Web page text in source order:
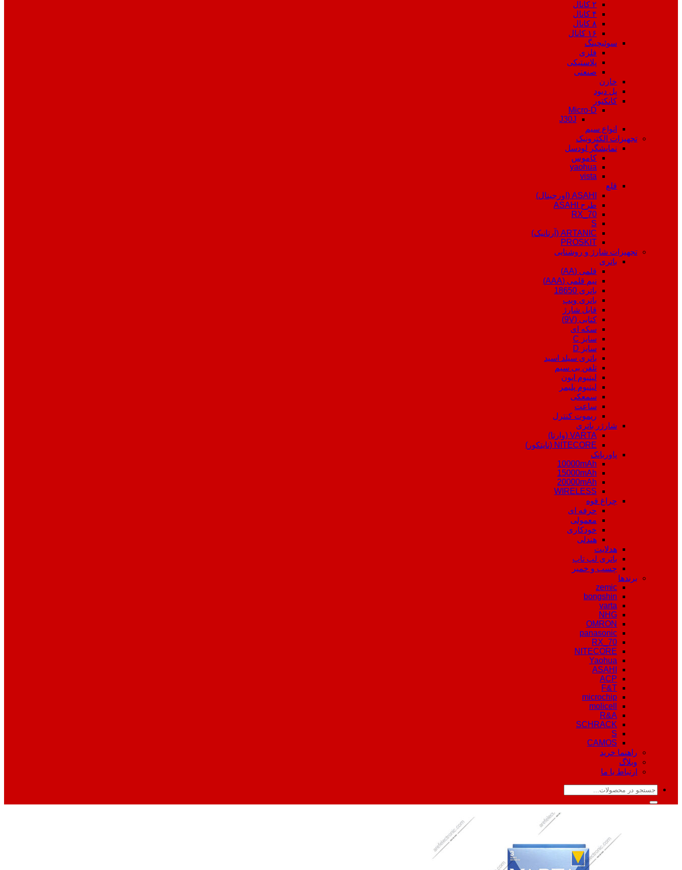
۲ کانال
۴ کانال
۸ کانال
۱۶ کانال
سوئیچینگ
فلزی
پلاستیکی
صنعتی
خازن
پل دیود
کانکتور
Micro-D
J30J
انواع سیم
تجهیزات الکترونیک
نمایشگر لودسل
کاموس
yaohua
vista
قلع
ASAHI (اورجینال)
طرح ASAHI
RX_70
S
ARTANIC (آرتانیک)
PROSKIT
تجهیزات شارژ و روشنایی
باتری
قلمی (AA)
نیم قلمی (AAA)
باتری 18650
باتری ویپ
قابل شارژ
کتابی (9V)
سکه ای
سایز C
سایز D
باتری سیلد اسید
تلفن بی سیم
لیتیوم ایون
لیتیوم پلیمر
سمعکی
ساعت
ریموت کنترل
شارژر باتری
VARTA (وارتا)
NITECORE (نایتکور)
پاوربانک
10000mAh
15000mAh
20000mAh
WIRELESS
چراغ قوه
حرفه ای
معمولی
خودکاری
هندلی
هدلایت
باتری لپ تاپ
چسب و خمیر
برندها
zemic
bongshin
varta
NHG
OMRON
panasonic
RX_70
NITECORE
Yaohua
ASAHI
ACP
F&T
microchip
molicell
R&A
SCHRACK
S
CAMOS
راهنما خرید
وبلاگ
ارتباط با ما
جستجو